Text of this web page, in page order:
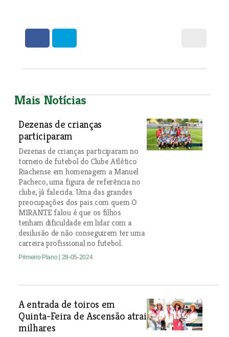
Mais Notícias
Dezenas de crianças
participaram
Dezenas de crianças participaram no
torneio de futebol do Clube Atlético
Riachense em homenagem a Manuel
Pacheco, uma figura de referência no
clube, já falecida. Uma das grandes
preocupações dos pais com quem O
MIRANTE falou é que os filhos
tenham dificuldade em lidar com a
desilusão de não conseguirem ter uma
carreira profissional no futebol.
Primeiro Plano | 28-05-2024
A entrada de toiros em
Quinta-Feira de Ascensão atrai
milhares